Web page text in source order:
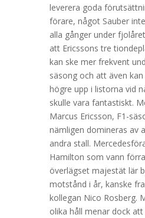
leverera goda
förare, något Sauber
alla gånger under
att Ericssons tre
kan ske mer frekvent
säsong och att även
högre upp i listorna vid
skulle vara fantastiskt.
Marcus Ericsson, F1-
nämligen domineras av
andra stall.
Hamilton som vann
överlägset majestät lär
motstånd i år, kanske
kollegan Nico Rosberg.
olika håll menar dock